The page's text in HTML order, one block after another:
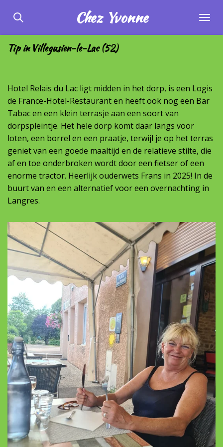
direct
naar
de
Chez Yvonne
Tip in Villegusien-le-Lac (52)
Hotel Relais du Lac ligt midden in het dorp, is een Logis
de France-Hotel-Restaurant en heeft ook nog een Bar
Tabac en een klein terrasje aan een soort van
dorpspleintje. Het hele dorp komt daar langs voor
loten, een borrel en een praatje, terwijl je op het terras
geniet van een goede maaltijd en de relatieve stilte, die
af en toe onderbroken wordt door een fietser of een
enorme tractor. Heerlijk ouderwets Frans in 2025! In de
buurt van en een alternatief voor een overnachting in
Langres.